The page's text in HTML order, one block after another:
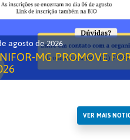
agosto de 2026
MG PROMOVE
VER MAIS